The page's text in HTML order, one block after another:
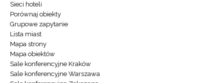
Sieci hoteli
Porównaj obiekty
Grupowe zapytanie
Lista miast
Mapa strony
Mapa obiektów
Sale konferencyjne Kraków
Sale konferencyjne Warszawa